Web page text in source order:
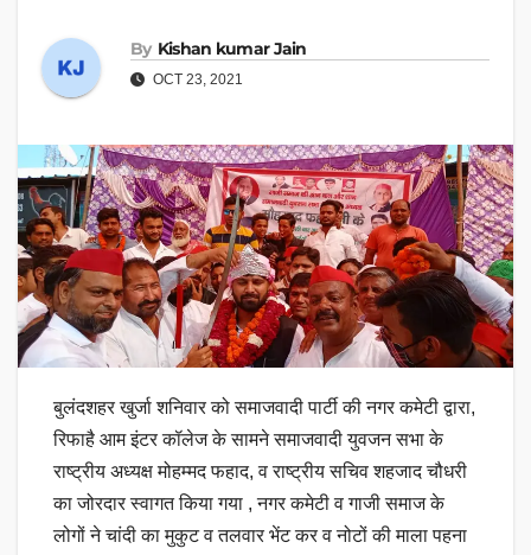
By Kishan kumar Jain
OCT 23, 2021
बुलंदशहर खुर्जा शनिवार को समाजवादी पार्टी की नगर कमेटी द्वारा,
रिफाहै आम इंटर कॉलेज के सामने समाजवादी युवजन सभा के
राष्ट्रीय अध्यक्ष मोहम्मद फहाद, व राष्ट्रीय सचिव शहजाद चौधरी
का जोरदार स्वागत किया गया , नगर कमेटी व गाजी समाज के
लोगों ने चांदी का मुकुट व तलवार भेंट कर व नोटों की माला पहना